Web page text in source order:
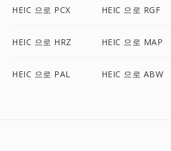
HEIC 으로 PCX HEIC 으로 RGF
HEIC 으로 HRZ HEIC 으로 MAP
HEIC 으로 PAL HEIC 으로 ABW